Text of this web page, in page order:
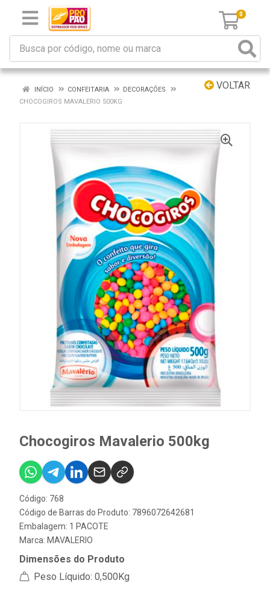
0
VOLTAR
INÍCIO CONFEITARIA
DECORAÇÕES
CHOCOGIROS MAVALERIO 500KG
Chocogiros Mavalerio 500kg
Código: 768
Código de Barras do Produto: 7896072642681
Embalagem: 1 PACOTE
Marca: MAVALERIO
Dimensões do Produto
Peso Líquido: 0,500Kg